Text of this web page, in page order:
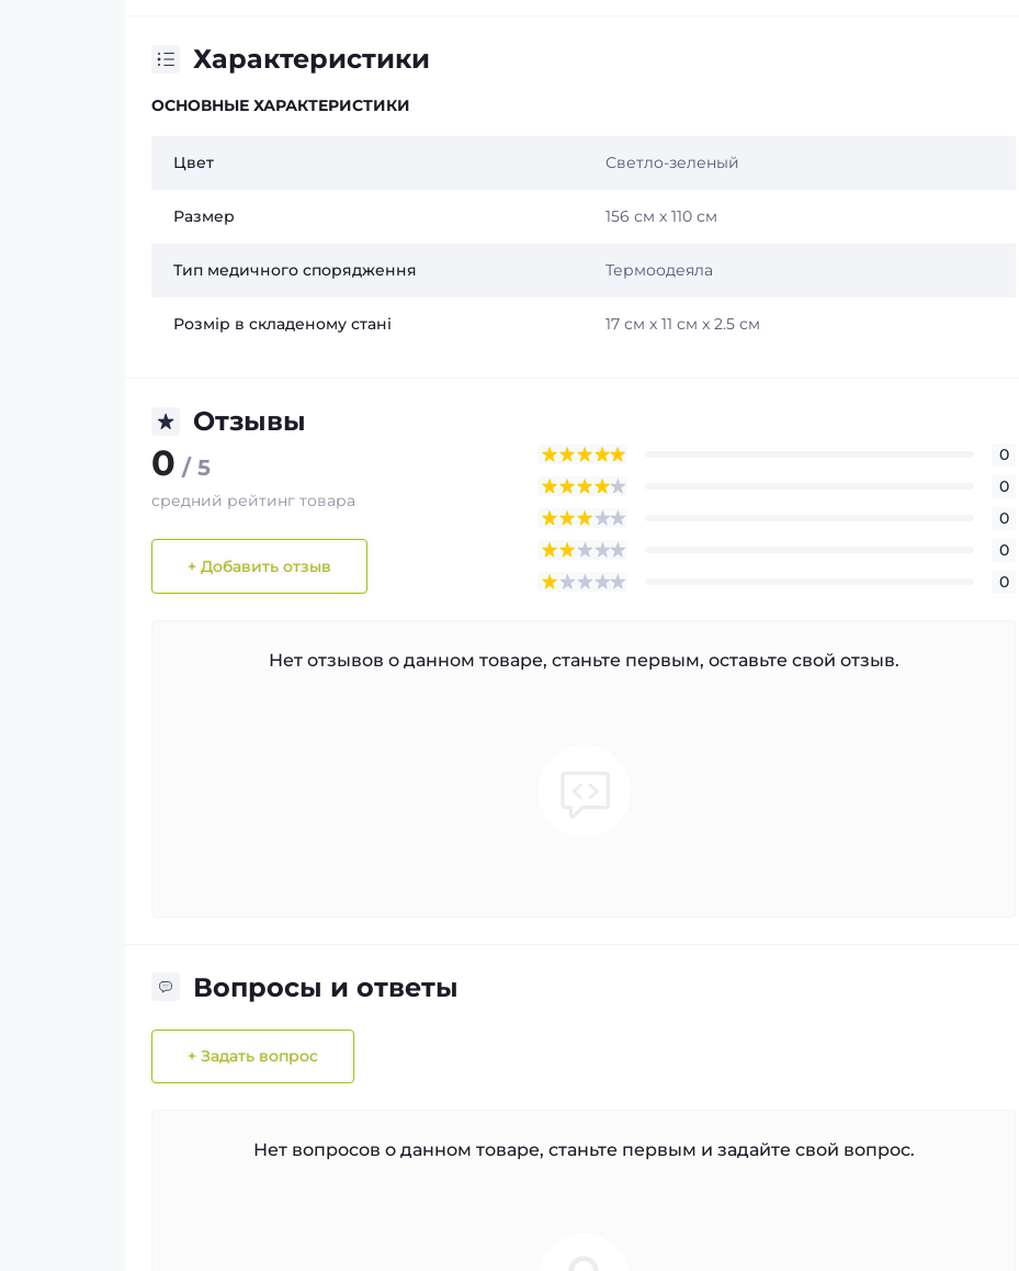
Характеристики
ОСНОВНЫЕ ХАРАКТЕРИСТИКИ
Цвет Светло-зеленый
Размер 156 см x 110 см
Тип медичного спорядження Термоодеяла
Розмір в складеному стані 17 см x 11 см x 2.5 см
Отзывы
0 / 5
средний рейтинг товара
+ Добавить отзыв
0
0
0
0
0
Нет отзывов о данном товаре, станьте первым, оставьте свой отзыв.
Вопросы и ответы
+ Задать вопрос
Нет вопросов о данном товаре, станьте первым и задайте свой вопрос.